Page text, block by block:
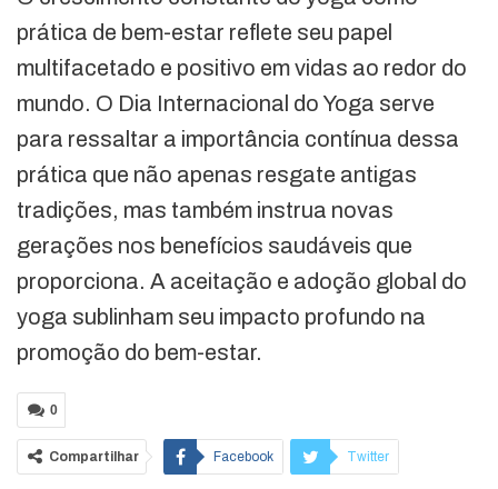
prática de bem-estar reflete seu papel
multifacetado e positivo em vidas ao redor do
mundo. O Dia Internacional do Yoga serve
para ressaltar a importância contínua dessa
prática que não apenas resgate antigas
tradições, mas também instrua novas
gerações nos benefícios saudáveis que
proporciona. A aceitação e adoção global do
yoga sublinham seu impacto profundo na
promoção do bem-estar.
0
Compartilhar Facebook Twitter